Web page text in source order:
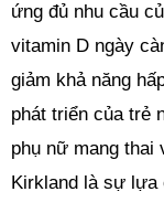
ứng đủ nhu cầu
vitamin D ngày
giảm khả năng
phát triển của trẻ
phụ nữ mang thai
Kirkland là sự lựa